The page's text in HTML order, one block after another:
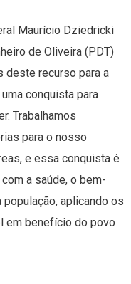
Maurício Dziedricki
de Oliveira (PDT)
deste recurso para a
conquista para
Trabalhamos
para o nosso
e essa conquista é
a saúde, o bem-
aplicando os
em benefício do povo